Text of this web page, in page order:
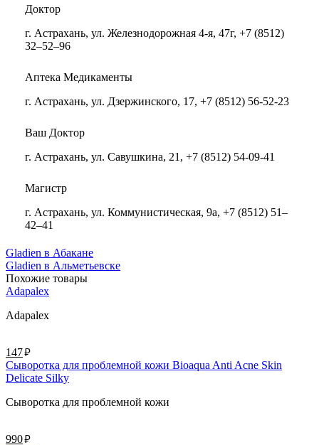
Доктор
г. Астрахань, ул. Железнодорожная 4-я, 47г, +7 (8512)
32–52–96
Аптека Медикаменты
г. Астрахань, ул. Дзержинского, 17, +7 (8512) 56-52-23
Ваш Доктор
г. Астрахань, ул. Савушкина, 21, +7 (8512) 54-09-41
Магистр
г. Астрахань, ул. Коммунистическая, 9а, +7 (8512) 51–
42–41
Gladien в Абакане
Gladien в Альметьевске
Похожие товары
Adapalex
Adapalex
147руб.
Сыворотка для проблемной кожи Bioaqua Anti Acne Skin
Delicate Silky
Сыворотка для проблемной кожи
990руб.